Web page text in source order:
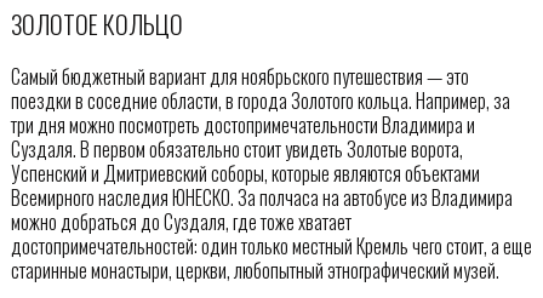
ЗОЛОТОЕ КОЛЬЦО
Самый бюджетный вариант для ноябрьского путешествия — это
поездки в соседние области, в города Золотого кольца. Например, за
три дня можно посмотреть достопримечательности Владимира и
Суздаля. В первом обязательно стоит увидеть Золотые ворота,
Успенский и Дмитриевский соборы, которые являются объектами
Всемирного наследия ЮНЕСКО. За полчаса на автобусе из Владимира
можно добраться до Суздаля, где тоже хватает
достопримечательностей: один только местный Кремль чего стоит, а еще
старинные монастыри, церкви, любопытный этнографический музей.